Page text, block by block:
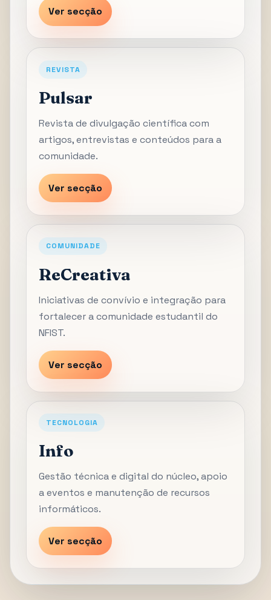
Ver secção
REVISTA
Pulsar
Revista de divulgação científica com
artigos, entrevistas e conteúdos para a
comunidade.
Ver secção
COMUNIDADE
ReCreativa
Iniciativas de convívio e integração para
fortalecer a comunidade estudantil do
NFIST.
Ver secção
TECNOLOGIA
Info
Gestão técnica e digital do núcleo, apoio
a eventos e manutenção de recursos
informáticos.
Ver secção